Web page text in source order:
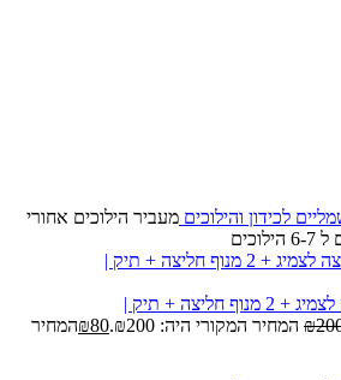
לכידון והילוכים מעביר הילוכים אחורי
סט מקצועי: 2 כפות חליצה לצמיג + 2 מנוף חליצה + תיק |
₪ המחיר המקורי היה: ₪200. ₪80
המחיר